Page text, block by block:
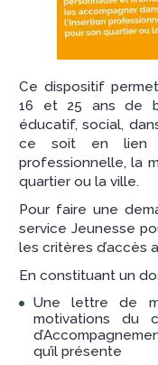
Ce dispositif
16 et 25 ans de
éducatif, social,
ce soit en lien
professionnelle, la
quartier ou la ville.
Pour faire une
service Jeunesse
les critères d’accès
En constituant un
Une lettre de
motivations du
qu’il présente